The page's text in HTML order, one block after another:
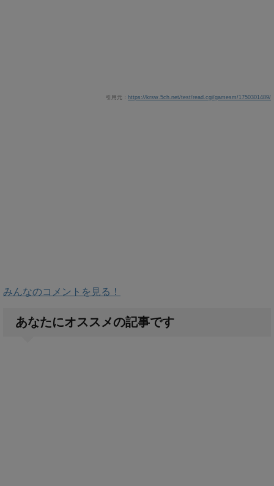
引用元： https://krsw.5ch.net/test/read.cgi/gamesm/1750301489/
みんなのコメントを見る！
あなたにオススメの記事です